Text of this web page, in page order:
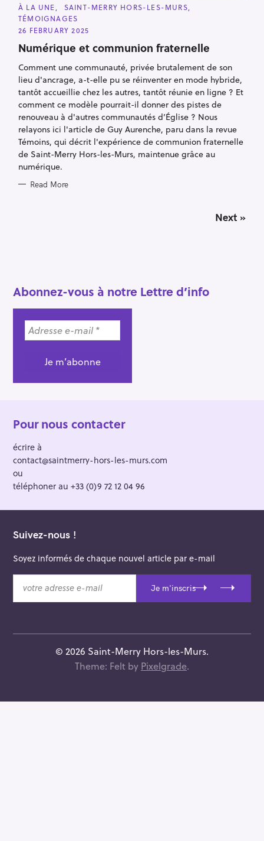
C
A
T
E
O
R
E
S
À LA UNE
SAINT-MERRY HORS-LES-MURS
TÉMOIGNAGES
26 FEBRUARY 2025
Numérique et communion fraternelle
Comment une communauté, privée brutalement de son
lieu d'ancrage, a-t-elle pu se réinventer en mode hybride,
tantôt accueillie chez les autres, tantôt réunie en ligne ? Et
comment ce modèle pourrait-il donner des pistes de
renouveau à d'autres communautés d’Église ? Nous
relayons ici l'article de Guy Aurenche, paru dans la revue
Témoins, qui décrit l'expérience de communion fraternelle
de Saint-Merry Hors-les-Murs, maintenue grâce au
numérique.
Read More
a
v
i
g
n
Next »
Abonnez-vous à notre Lettre d’info
Pour nous contacter
écrire à
contact@saintmerry-hors-les-murs.com
ou
téléphoner au +33 (0)9 72 12 04 96
Suivez-nous !
Soyez informés de chaque nouvel article par e-mail
t
e
Je m'inscris
© 2026 Saint-Merry Hors-les-Murs.
Theme: Felt by Pixelgrade.